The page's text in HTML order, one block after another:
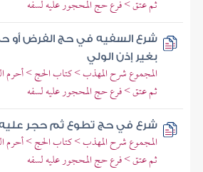
ثم عتق > فرع حج المحجور عليه لسفه
شرع السفيه في حج الفرض أو
بغير إذن الولي
المجموع شرح المهذب > كتاب الحج > أحرم
ثم عتق > فرع حج المحجور عليه لسفه
شرع في حج تطوع ثم حجر
المجموع شرح المهذب > كتاب الحج > أحرم
ثم عتق > فرع حج المحجور عليه لسفه